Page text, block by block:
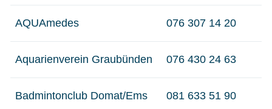
AQUAmedes 076 307 14 20
Aquarienverein Graubünden 076 430 24 63
Badmintonclub Domat/Ems 081 633 51 90